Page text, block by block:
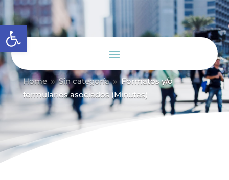
Abrir barra de herramientas
Home 9 Sin categoría 9 Formatos y/o
formularios asociados (Minutas)